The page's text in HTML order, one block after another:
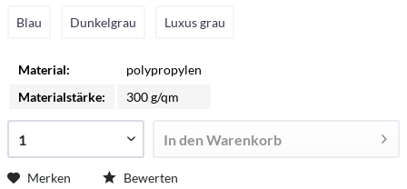
Blau Dunkelgrau Luxus grau
Material:
polypropylen
Materialstärke:
300 g/qm
In den Warenkorb
Merken Bewerten